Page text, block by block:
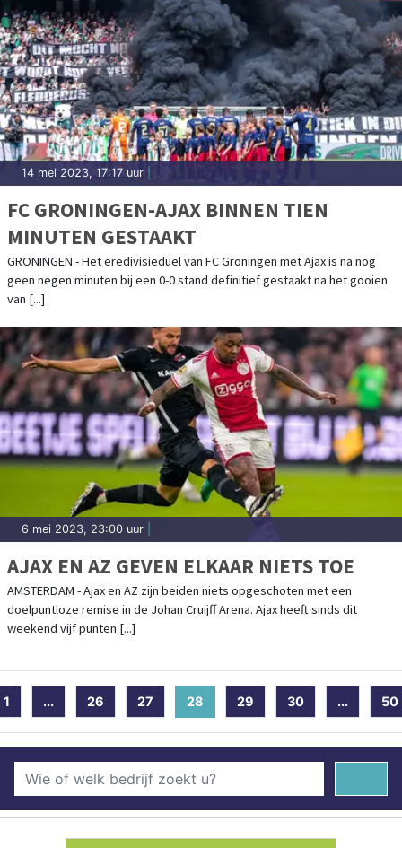
14 mei 2023, 17:17 uur
FC GRONINGEN-AJAX BINNEN TIEN
MINUTEN GESTAAKT
GRONINGEN - Het eredivisieduel van FC Groningen met Ajax is na nog
geen negen minuten bij een 0-0 stand definitief gestaakt na het gooien
van [...]
6 mei 2023, 23:00 uur
AJAX EN AZ GEVEN ELKAAR NIETS TOE
AMSTERDAM - Ajax en AZ zijn beiden niets opgeschoten met een
doelpuntloze remise in de Johan Cruijff Arena. Ajax heeft sinds dit
weekend vijf punten [...]
1 ... 26 27 28 (current)
29 30 ... 50